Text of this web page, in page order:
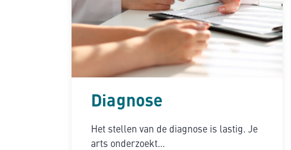
Diagnose
Het stellen van de diagnose is lastig. Je
arts onderzoekt...